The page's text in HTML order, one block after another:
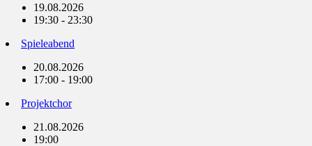
19.08.2026
19:30 - 23:30
Spieleabend
20.08.2026
17:00 - 19:00
Projektchor
21.08.2026
19:00